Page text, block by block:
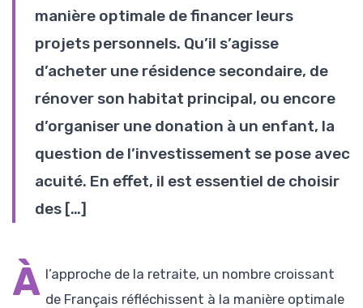
manière optimale de financer leurs
projets personnels. Qu’il s’agisse
d’acheter une résidence secondaire, de
rénover son habitat principal, ou encore
d’organiser une donation à un enfant, la
question de l’investissement se pose avec
acuité. En effet, il est essentiel de choisir
des […]
À l’approche de la retraite, un nombre croissant
de Français réfléchissent à la manière optimale